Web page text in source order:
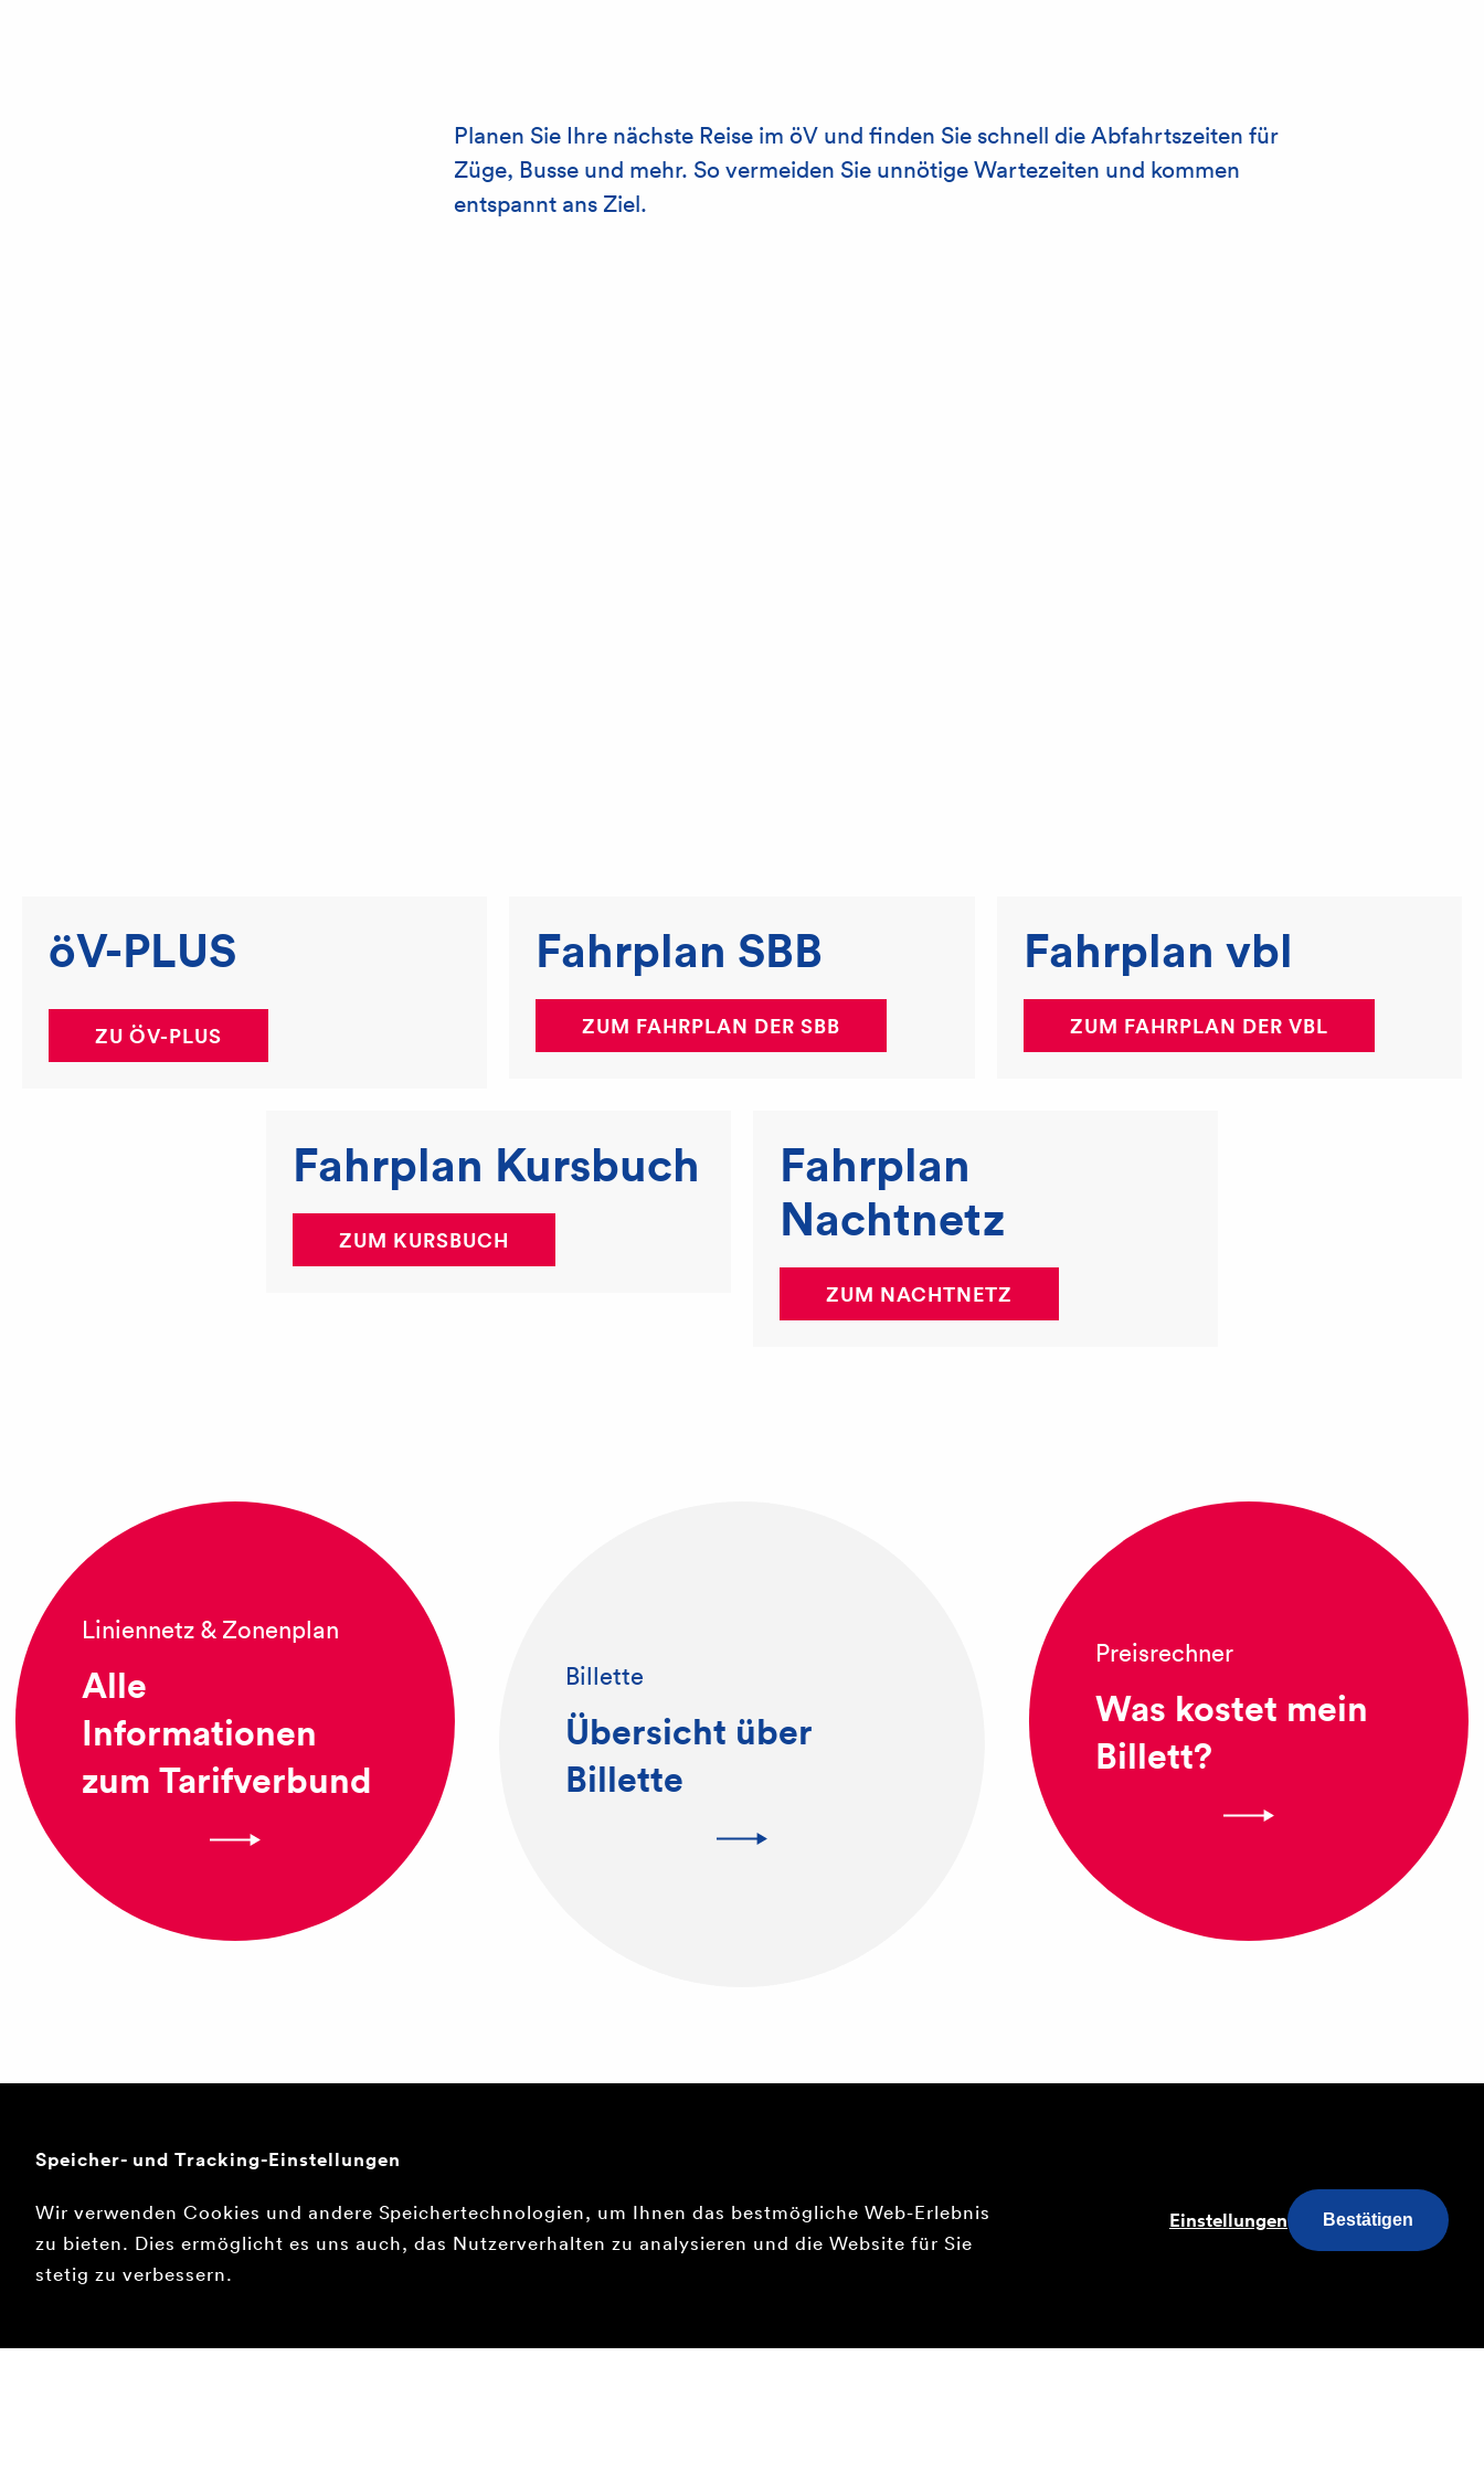
Speicher- und Tracking-Einstellungen
Wir verwenden Cookies und andere Speichertechnologien, um Ihnen das bestmögliche Web-Erlebnis
zu bieten. Dies ermöglicht es uns auch, das Nutzerverhalten zu analysieren und die Website für Sie
stetig zu verbessern.
Einstellungen Bestätigen
Planen Sie Ihre nächste Reise im öV und finden Sie schnell die Abfahrtszeiten für
Züge, Busse und mehr. So vermeiden Sie unnötige Wartezeiten und kommen
entspannt ans Ziel.
öV-PLUS
ZU ÖV-PLUS
Fahrplan SBB
ZUM FAHRPLAN DER SBB
Fahrplan vbl
ZUM FAHRPLAN DER VBL
Fahrplan Kursbuch
ZUM KURSBUCH
Fahrplan
Nachtnetz
ZUM NACHTNETZ
Liniennetz & Zonenplan
Alle
Informationen
zum Tarifverbund
Billette
Übersicht über
Billette
Preisrechner
Was kostet mein
Billett?